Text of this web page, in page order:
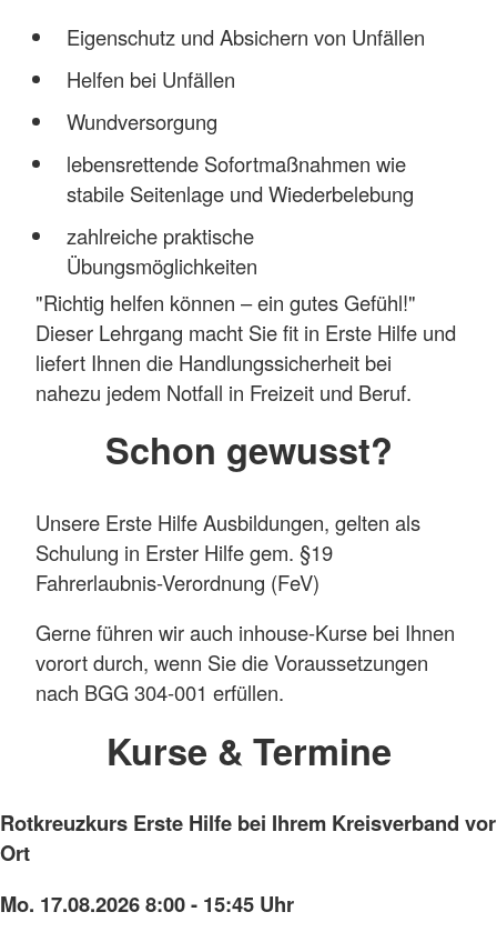
Eigenschutz und Absichern von Unfällen
Helfen bei Unfällen
Wundversorgung
lebensrettende Sofortmaßnahmen wie
stabile Seitenlage und Wiederbelebung
zahlreiche praktische
Übungsmöglichkeiten
"Richtig helfen können – ein gutes Gefühl!"
Dieser Lehrgang macht Sie fit in Erste Hilfe und
liefert Ihnen die Handlungssicherheit bei
nahezu jedem Notfall in Freizeit und Beruf.
Schon gewusst?
Unsere Erste Hilfe Ausbildungen, gelten als
Schulung in Erster Hilfe gem. §19
Fahrerlaubnis-Verordnung (FeV)
Gerne führen wir auch inhouse-Kurse bei Ihnen
vorort durch, wenn Sie die Voraussetzungen
nach BGG 304-001 erfüllen.
Kurse & Termine
Rotkreuzkurs Erste Hilfe bei Ihrem Kreisverband vor
Ort
Mo. 17.08.2026 8:00 - 15:45 Uhr